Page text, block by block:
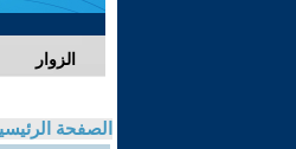
الزوار
الصفحة